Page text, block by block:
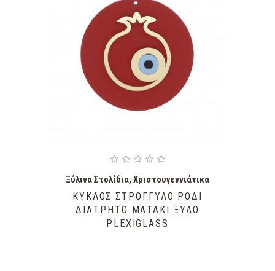
Ξύλινα Στολίδια, Χριστουγεννιάτικα
ΚΎΚΛΟΣ ΣΤΡΟΓΓΥΛΌ ΡΌΔΙ
ΔΙΆΤΡΗΤΟ ΜΑΤΆΚΙ ΞΎΛΟ
PLEXIGLASS